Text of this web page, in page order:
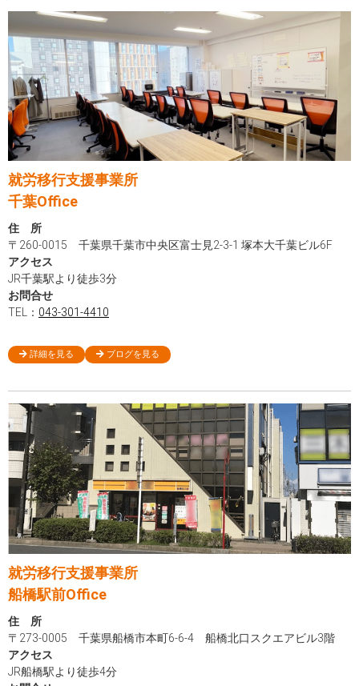
就労移行支援事業所
千葉Office
住 所
〒260-0015 千葉県千葉市中央区富士見2-3-1 塚本大千葉ビル6F
アクセス
JR千葉駅より徒歩3分
お問合せ
TEL： 043-301-4410
詳細を見る ブログを見る
就労移行支援事業所
船橋駅前Office
住 所
〒273-0005 千葉県船橋市本町6-6-4 船橋北口スクエアビル3階
アクセス
JR船橋駅より徒歩4分